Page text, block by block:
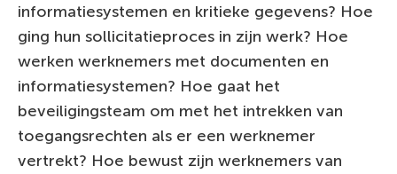
informatiesystemen en kritieke gegevens? Hoe
ging hun sollicitatieproces in zijn werk? Hoe
werken werknemers met documenten en
informatiesystemen? Hoe gaat het
beveiligingsteam om met het intrekken van
toegangsrechten als er een werknemer
vertrekt? Hoe bewust zijn werknemers van